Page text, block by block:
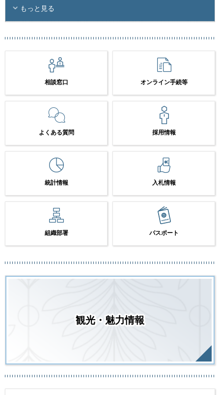
もっと見る
相談窓口 オンライン手続等
よくある質問 採用情報
統計情報 入札情報
組織部署 パスポート
観光・魅力情報